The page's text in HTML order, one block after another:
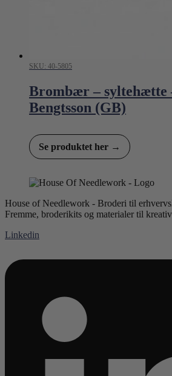
SKU: 40-5805
Brombær – syltehætte
Bengtsson (GB)
Se produktet her →
House of Needlework - Broderi til
Fremme, broderikits og materialer til
Linkedin